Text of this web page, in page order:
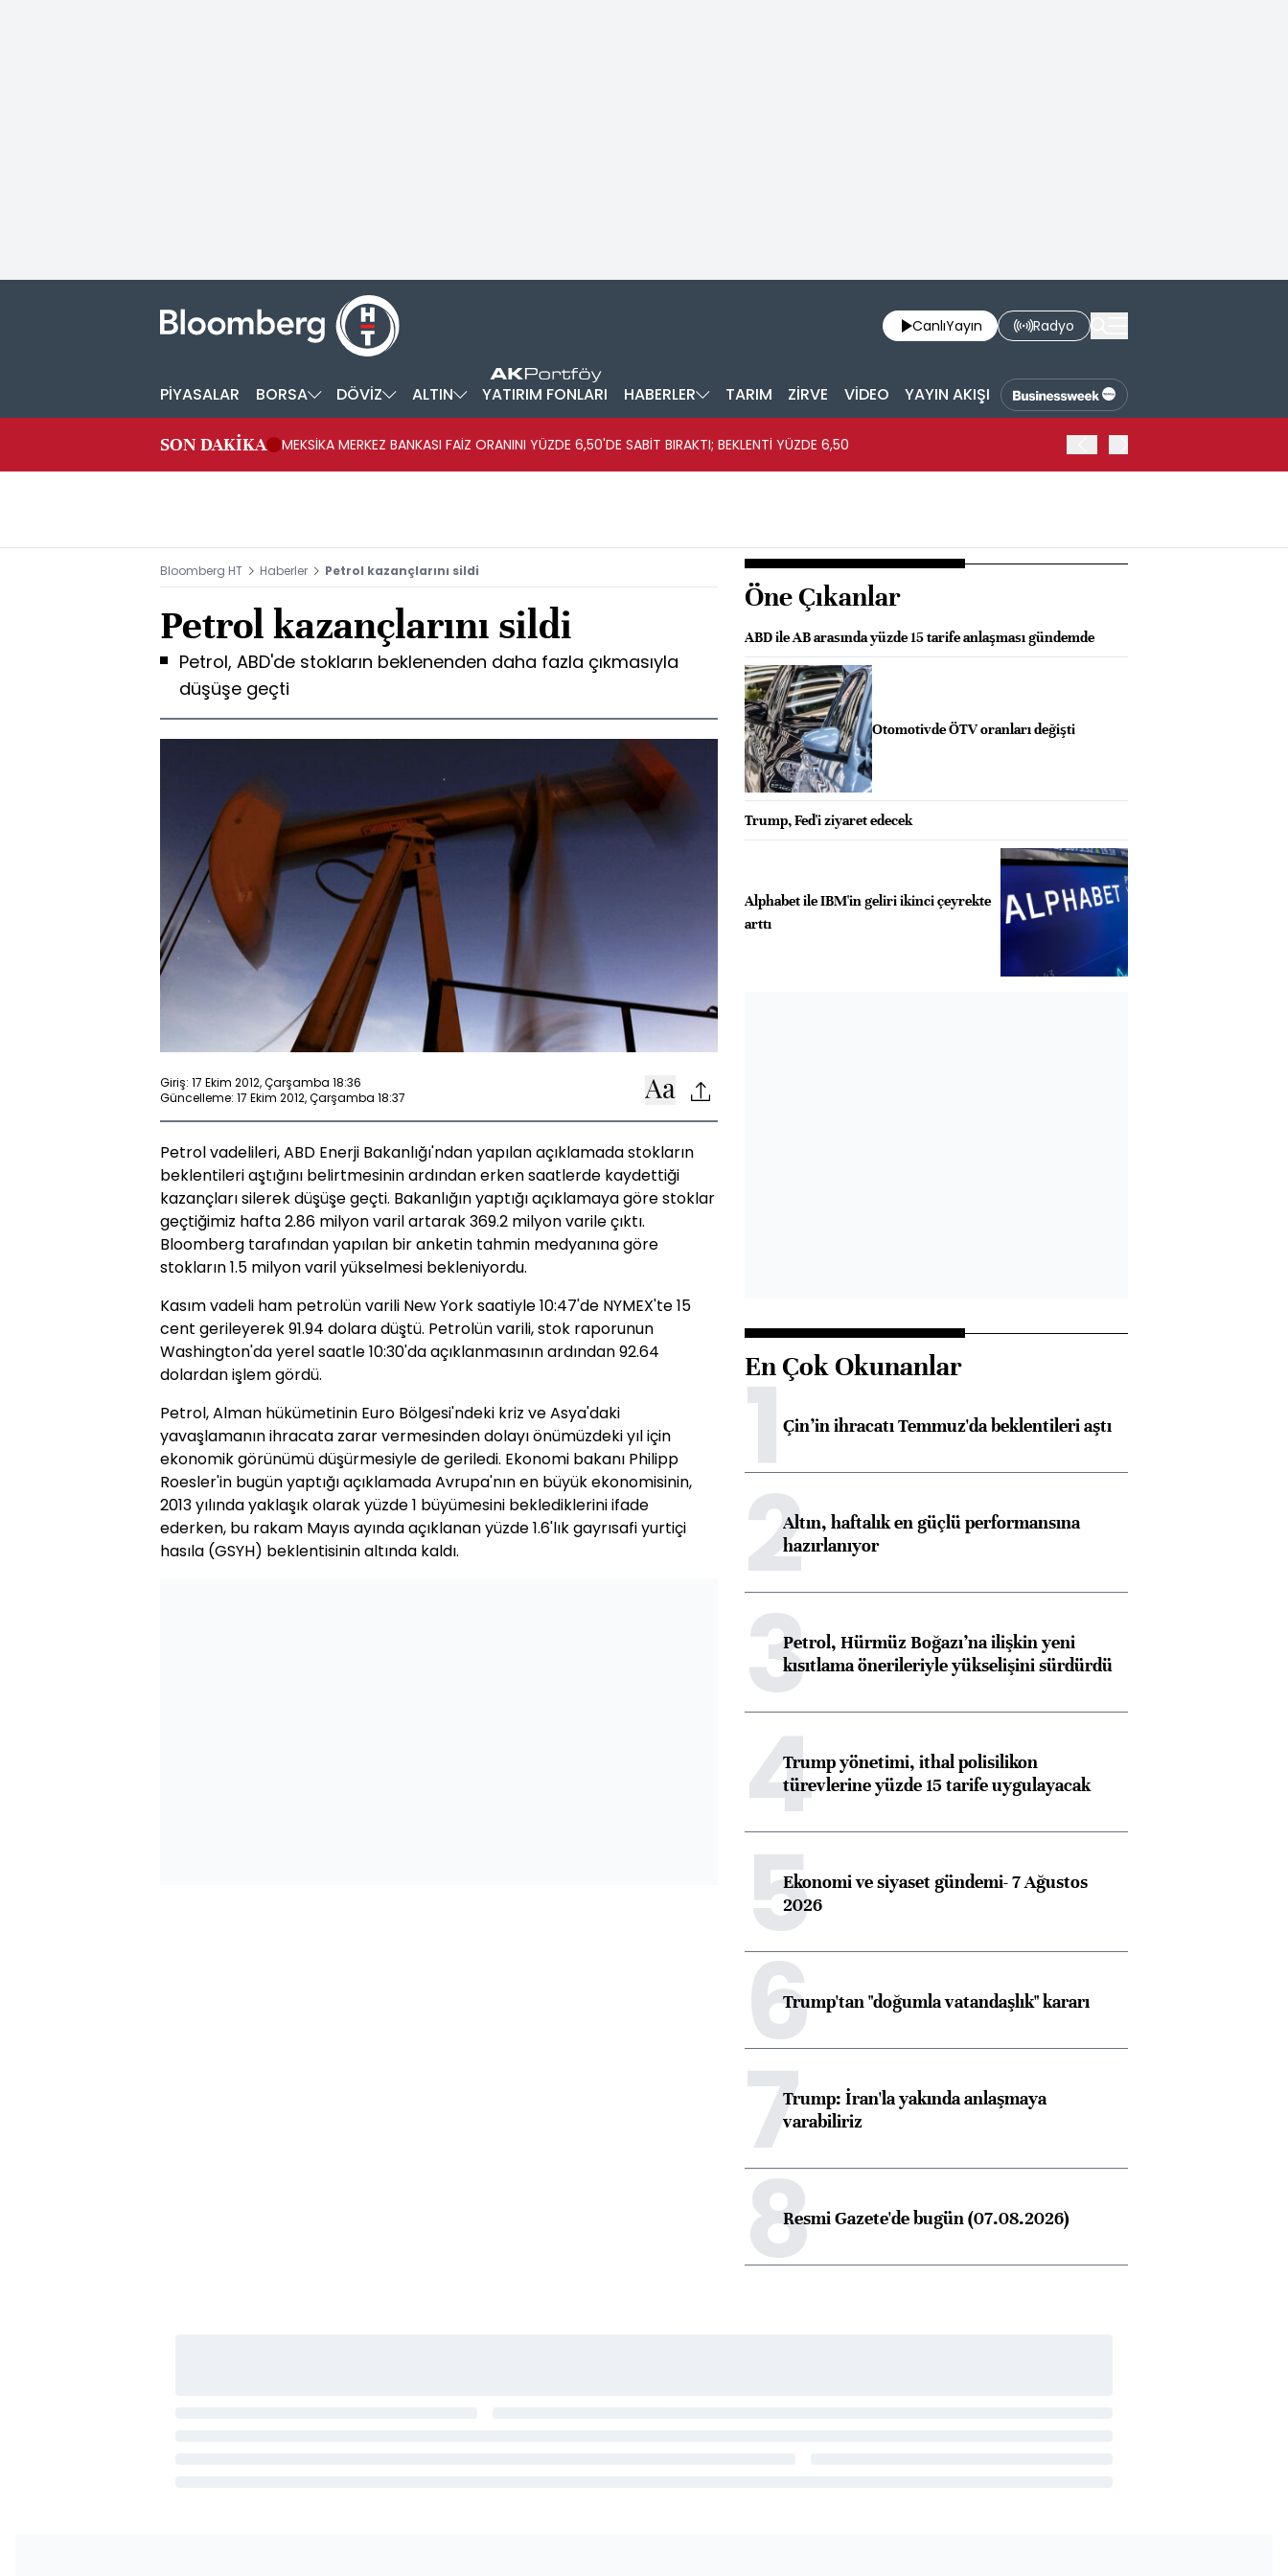
CanlıYayın Radyo
PİYASALAR BORSA DÖVİZ ALTIN YATIRIM FONLARI HABERLER TARIM ZİRVE VİDEO YAYIN AKIŞI
SON DAKİKA MEKSİKA MERKEZ BANKASI FAİZ ORANINI YÜZDE 6,50'DE SABİT BIRAKTI; BEKLENTİ YÜZDE 6,50
Bloomberg HT Haberler Petrol kazançlarını sildi
Petrol kazançlarını sildi
Petrol, ABD'de stokların beklenenden daha fazla çıkmasıyla
düşüşe geçti
Giriş: 17 Ekim 2012, Çarşamba 18:36
Güncelleme: 17 Ekim 2012, Çarşamba 18:37
Petrol vadelileri, ABD Enerji Bakanlığı'ndan yapılan açıklamada stokların
beklentileri aştığını belirtmesinin ardından erken saatlerde kaydettiği
kazançları silerek düşüşe geçti. Bakanlığın yaptığı açıklamaya göre stoklar
geçtiğimiz hafta 2.86 milyon varil artarak 369.2 milyon varile çıktı.
Bloomberg tarafından yapılan bir anketin tahmin medyanına göre
stokların 1.5 milyon varil yükselmesi bekleniyordu.
Kasım vadeli ham petrolün varili New York saatiyle 10:47'de NYMEX'te 15
cent gerileyerek 91.94 dolara düştü. Petrolün varili, stok raporunun
Washington'da yerel saatle 10:30'da açıklanmasının ardından 92.64
dolardan işlem gördü.
Petrol, Alman hükümetinin Euro Bölgesi'ndeki kriz ve Asya'daki
yavaşlamanın ihracata zarar vermesinden dolayı önümüzdeki yıl için
ekonomik görünümü düşürmesiyle de geriledi. Ekonomi bakanı Philipp
Roesler'in bugün yaptığı açıklamada Avrupa'nın en büyük ekonomisinin,
2013 yılında yaklaşık olarak yüzde 1 büyümesini beklediklerini ifade
ederken, bu rakam Mayıs ayında açıklanan yüzde 1.6'lık gayrısafi yurtiçi
hasıla (GSYH) beklentisinin altında kaldı.
Öne Çıkanlar
ABD ile AB arasında yüzde 15 tarife anlaşması gündemde
Otomotivde ÖTV oranları değişti
Trump, Fed'i ziyaret edecek
Alphabet ile IBM'in geliri ikinci çeyrekte
arttı
En Çok Okunanlar
1Çin’in ihracatı Temmuz'da beklentileri aştı
2Altın, haftalık en güçlü performansına
hazırlanıyor
3Petrol, Hürmüz Boğazı’na ilişkin yeni
kısıtlama önerileriyle yükselişini sürdürdü
4Trump yönetimi, ithal polisilikon
türevlerine yüzde 15 tarife uygulayacak
5Ekonomi ve siyaset gündemi- 7 Ağustos
2026
6Trump'tan "doğumla vatandaşlık" kararı
7Trump: İran'la yakında anlaşmaya
varabiliriz
8Resmi Gazete'de bugün (07.08.2026)